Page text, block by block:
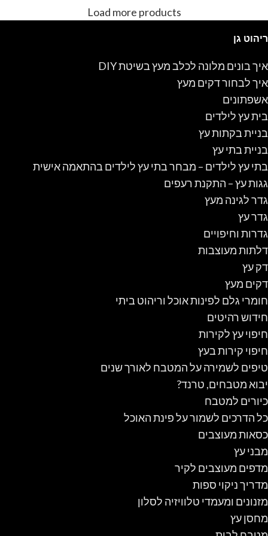
ניתן ליצור קשר בטלפון050-
ובצבעים שונים.
Load more products
ריהוט גן
איך בונים מלונה לכלב מעץ בשיטת DIY
איך לבחור דקים מעץ
אשפתונים
בית עץ לילדים
בניית בקתות עץ
בניית בתי עץ
בתי עץ לילדים – מבחר בתי עץ לילדים בהתאמה אישית
גגות עץ – התקנת רעפים
גדר לגינה מעץ
גדר עץ
גדרות וחיפויים
דלתות מעוצבות
דק עץ
דקים מעץ
חומרי גלם לפינות אוכל וריהוט ביתי
חידוש רהיטים
חיפוי עץ לקירות
חיפוי קירות בעץ
טיפים לשמירה על המטבח לאורך שנים
יבוא מטבחים, טרנד?
כיורים למטבח
כל הדרכים לשמור על פינת האוכל
כסאות מעוצבים
מבני עץ
מדפים מעוצבים לקיר
מדריך ניקוי ספות
מזנונים ומעמדי טלוויזיה לסלון
מחסן עץ